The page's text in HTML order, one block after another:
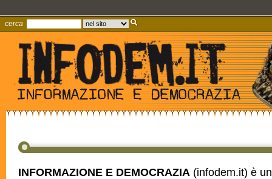
cerca
INFORMAZIONE E DEMOCRAZIA (infodem.it) è